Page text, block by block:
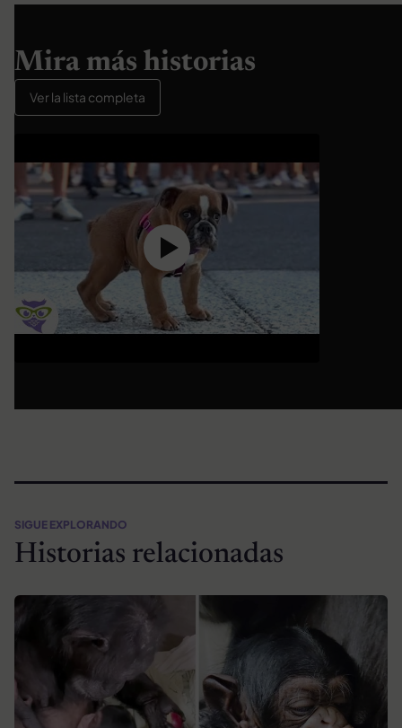
Mira más historias
Ver la lista completa
SIGUE EXPLORANDO
Historias relacionadas